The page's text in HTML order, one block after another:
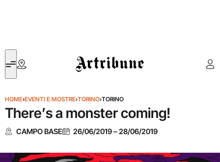
Artribune
HOME›EVENTI E MOSTRE›TORINO›TORINO
There’s a monster coming!
CAMPO BASE 26/06/2019–28/06/2019